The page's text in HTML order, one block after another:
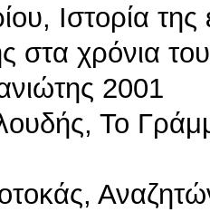
Ιστορία της
στα χρόνια
2001
Το